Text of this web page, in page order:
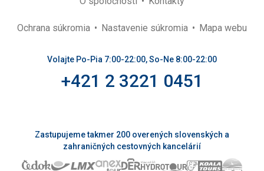
Ochrana súkromia Nastavenie súkromia Mapa webu
Volajte Po-Pia 7:00-22:00, So-Ne 8:00-22:00
+421 2 3221 0451
Zastupujeme takmer 200 overených slovenských a
zahraničných cestovných kancelárií